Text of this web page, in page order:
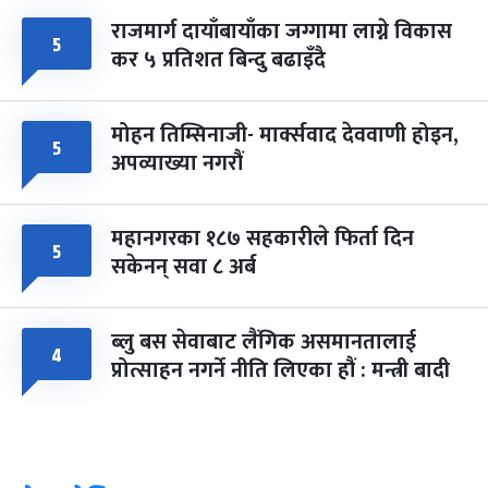
५ राजमार्ग दायाँबायाँका जग्गामा लाग्ने विकास
कर ५ प्रतिशत बिन्दु बढाइँदै
५ मोहन तिम्सिनाजी- मार्क्सवाद देववाणी होइन,
अपव्याख्या नगरौं
५ महानगरका १८७ सहकारीले फिर्ता दिन
सकेनन् सवा ८ अर्ब
४ ब्लु बस सेवाबाट लैंगिक असमानतालाई
प्रोत्साहन नगर्ने नीति लिएका हौं : मन्त्री बादी